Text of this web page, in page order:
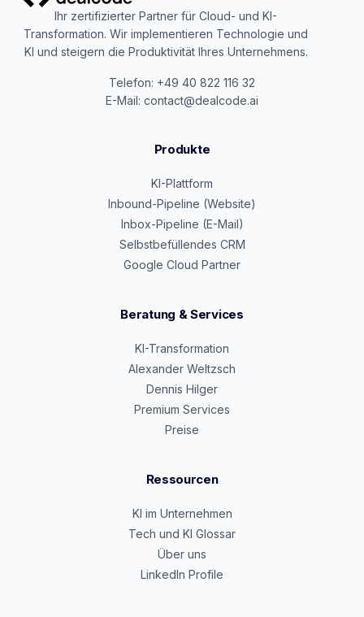
Ihr zertifizierter Partner für Cloud- und KI-
Transformation. Wir implementieren Technologie und
KI und steigern die Produktivität Ihres Unternehmens.
Telefon: +49 40 822 116 32
E-Mail: contact@dealcode.ai
Produkte
KI-Plattform
Inbound-Pipeline (Website)
Inbox-Pipeline (E-Mail)
Selbstbefüllendes CRM
Google Cloud Partner
Beratung & Services
KI-Transformation
Alexander Weltzsch
Dennis Hilger
Premium Services
Preise
Ressourcen
KI im Unternehmen
Tech und KI Glossar
Über uns
LinkedIn Profile